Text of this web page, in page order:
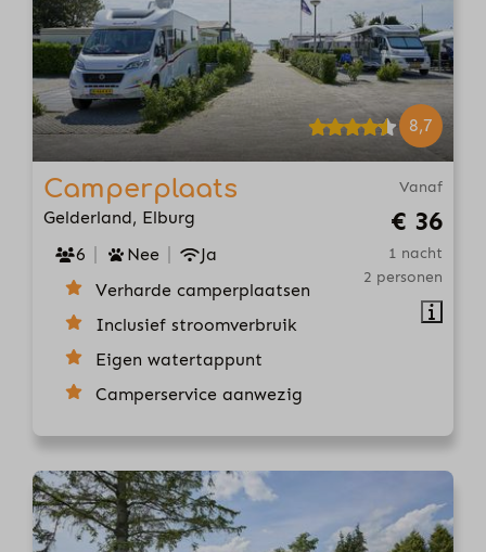
8,7
Vanaf
€ 36
1 nacht
2 personen
Camperplaats
Gelderland, Elburg
6
Nee
Ja
Verharde camperplaatsen
Inclusief stroomverbruik
Eigen watertappunt
Camperservice aanwezig